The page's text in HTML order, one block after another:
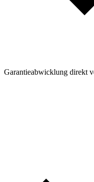
Garantieabwicklung direkt